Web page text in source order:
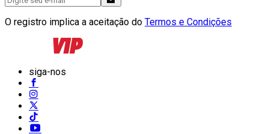
O registro implica a aceitação do Termos e Condições
siga-nos